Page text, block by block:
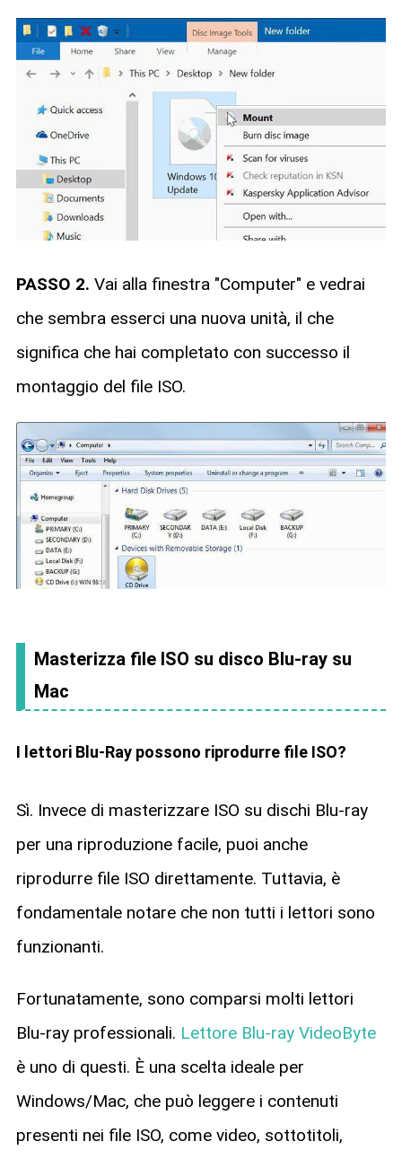
PASSO 2. Vai alla finestra "Computer" e vedrai
che sembra esserci una nuova unità, il che
significa che hai completato con successo il
montaggio del file ISO.
Masterizza file ISO su disco Blu-ray su
Mac
I lettori Blu-Ray possono riprodurre file ISO?
Sì. Invece di masterizzare ISO su dischi Blu-ray
per una riproduzione facile, puoi anche
riprodurre file ISO direttamente. Tuttavia, è
fondamentale notare che non tutti i lettori sono
funzionanti.
Fortunatamente, sono comparsi molti lettori
Blu-ray professionali. Lettore Blu-ray VideoByte
è uno di questi. È una scelta ideale per
Windows/Mac, che può leggere i contenuti
presenti nei file ISO, come video, sottotitoli,